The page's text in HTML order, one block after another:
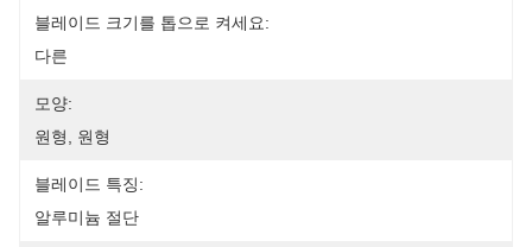
블레이드 크기를 톱으로 켜세요:
다른
모양:
원형, 원형
블레이드 특징:
알루미늄 절단